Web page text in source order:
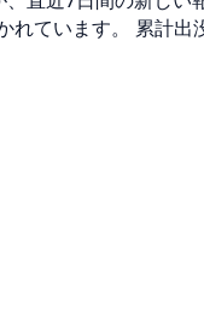
ています。 累計出